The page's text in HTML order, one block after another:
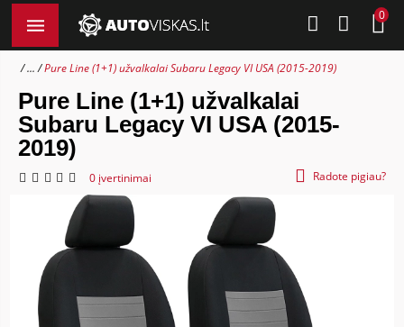
0
... Pure Line (1+1) užvalkalai Subaru Legacy VI USA (2015-2019)
Pure Line (1+1) užvalkalai
Subaru Legacy VI USA (2015-
2019)
0 įvertinimai Radote pigiau?